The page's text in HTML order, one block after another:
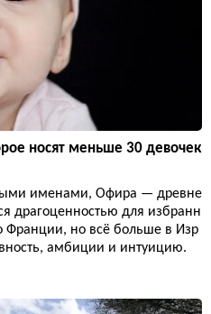
носят меньше 30 девочек
именами, Офира — древне
драгоценностью для избранн
Франции, но всё больше в Изр
амбиции и интуицию.